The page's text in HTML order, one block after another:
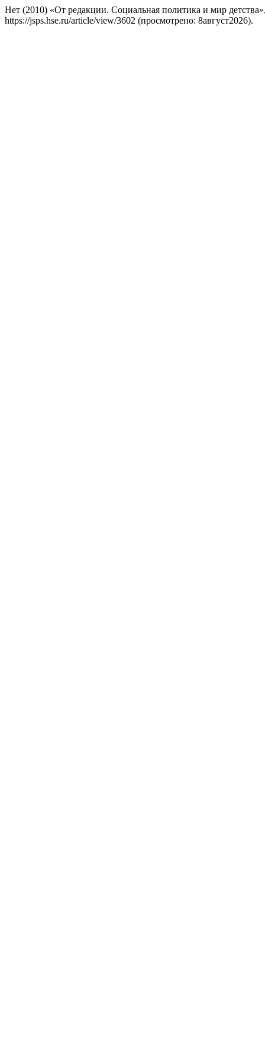
Нет (2010) «От редакции. Социальная политика и мир
https://jsps.hse.ru/article/view/3602 (просмотрено: 8август2026).